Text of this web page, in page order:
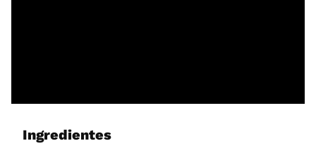
Ingredientes